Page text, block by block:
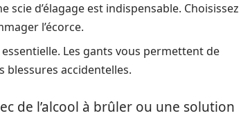
scie d’élagage est indispensable. Choisissez
l’écorce.
Les gants vous permettent de
accidentelles.
de l’alcool à brûler ou une solution